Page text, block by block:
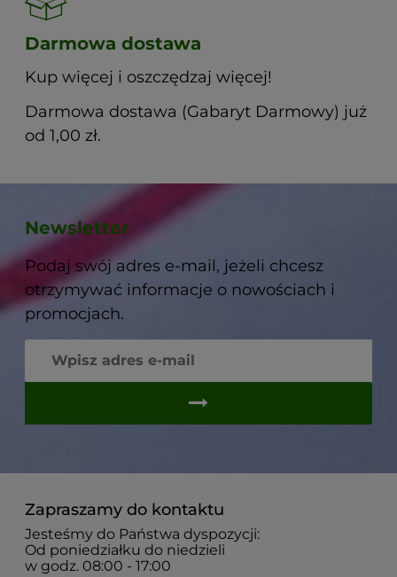
Darmowa dostawa
Kup więcej i oszczędzaj więcej!
Darmowa dostawa (Gabaryt Darmowy) już
od 1,00 zł.
Newsletter
Podaj swój adres e-mail, jeżeli chcesz
otrzymywać informacje o nowościach i
promocjach.
Zapraszamy do kontaktu
Jesteśmy do Państwa dyspozycji:
Od poniedziałku do niedzieli
w godz. 08:00 - 17:00